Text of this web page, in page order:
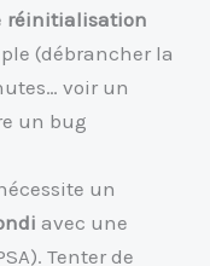
réinitialisation
(débrancher la
voir un
un bug
un
avec une
Tenter de